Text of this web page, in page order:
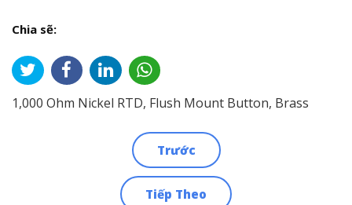
Chia sẽ:
1,000 Ohm Nickel RTD, Flush Mount Button, Brass
Trước
Tiếp Theo